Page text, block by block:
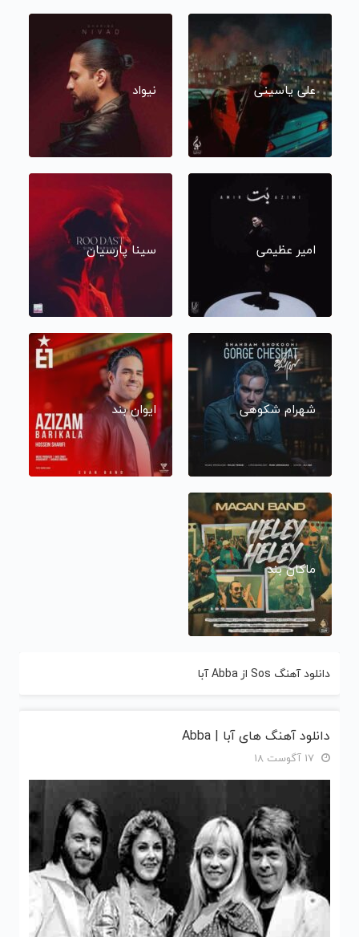
علی یاسینی نیواد
امیر عظیمی سینا پارسیان
شهرام شکوهی ایوان بند
ماکان بند
دانلود آهنگ Sos از Abba آبا
دانلود آهنگ های آبا | Abba